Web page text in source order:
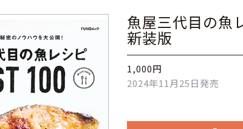
魚屋三代目の魚
新装版
1,000円
2024年11月25日発売